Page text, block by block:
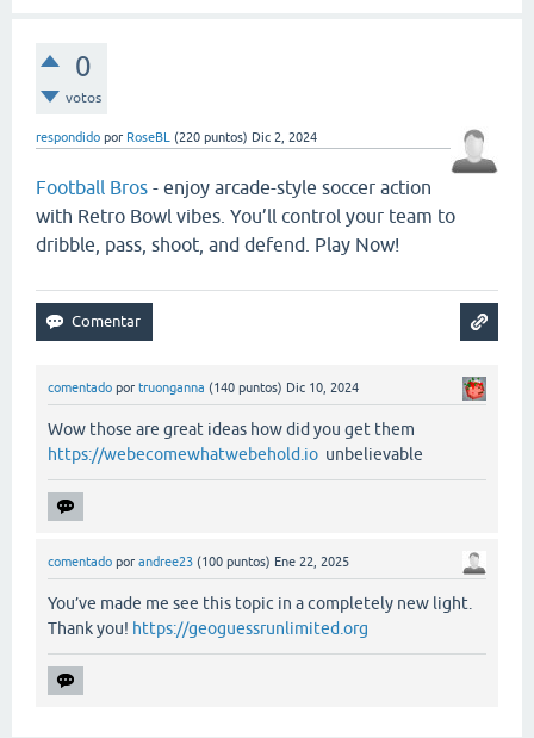
0
votos
respondido por RoseBL (220 puntos) Dic 2, 2024
Football Bros - enjoy arcade-style soccer action
with Retro Bowl vibes. You’ll control your team to
dribble, pass, shoot, and defend. Play Now!
comentado por truonganna (140 puntos) Dic 10, 2024
Wow those are great ideas how did you get them
https://webecomewhatwebehold.io unbelievable
comentado por andree23 (100 puntos) Ene 22, 2025
You’ve made me see this topic in a completely new light.
Thank you! https://geoguessrunlimited.org